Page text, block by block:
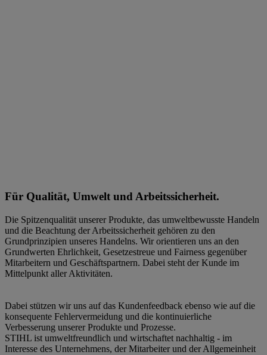
Für Qualität, Umwelt und Arbeitssicherheit.
Die Spitzenqualität unserer Produkte, das umweltbewusste Handeln
und die Beachtung der Arbeitssicherheit gehören zu den
Grundprinzipien unseres Handelns. Wir orientieren uns an den
Grundwerten Ehrlichkeit, Gesetzestreue und Fairness gegenüber
Mitarbeitern und Geschäftspartnern. Dabei steht der Kunde im
Mittelpunkt aller Aktivitäten.
Dabei stützen wir uns auf das Kundenfeedback ebenso wie auf die
konsequente Fehlervermeidung und die kontinuierliche
Verbesserung unserer Produkte und Prozesse.
STIHL ist umweltfreundlich und wirtschaftet nachhaltig - im
Interesse des Unternehmens, der Mitarbeiter und der Allgemeinheit